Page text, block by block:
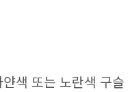
색 또는 노란색 구슬